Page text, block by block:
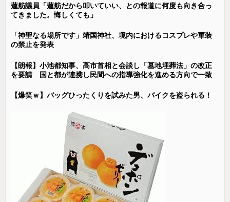
蓮舫議員「蓮舫だから叩いていい、との報道に何度も向き合っ
てきました。悔しくても」
「神聖なる場所です」靖国神社、境内におけるコスプレや軍装
の禁止を発表
【朗報】小池都知事、高市首相と会談し「墓地埋葬法」の改正
を要請 国と都が連携し民間への指導強化を進める方向で一致
【爆笑ｗ】バッグひったくりを試みた男、バイクを盗られる！